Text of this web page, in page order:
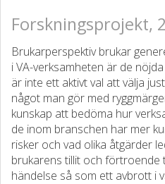
Forskningsprojekt,
Brukarperspektiv brukar
i VA-verksamheten är de
är inte ett aktivt val att välja
något man gör med
kunskap att bedöma hur
de inom branschen har mer
risker och vad olika åtgärder
brukarens tillit och förtroende
händelse så som ett avbrott i